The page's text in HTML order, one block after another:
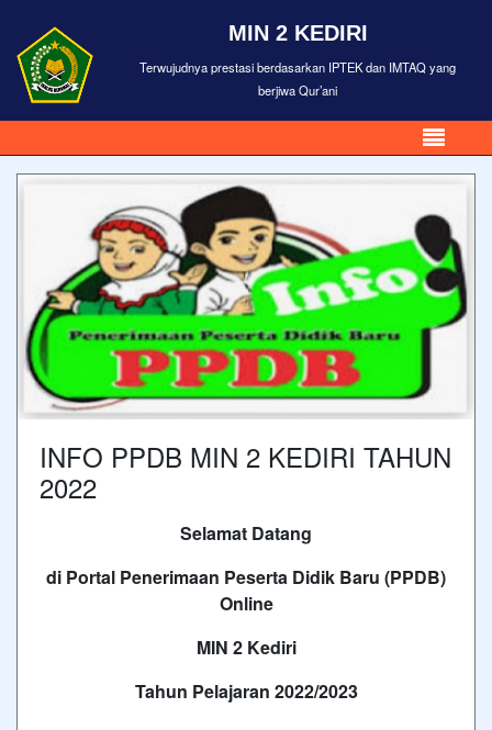
MIN 2 KEDIRI
Terwujudnya prestasi berdasarkan IPTEK dan IMTAQ yang
berjiwa Qur’ani
INFO PPDB MIN 2 KEDIRI TAHUN
2022
Selamat Datang
di Portal Penerimaan Peserta Didik Baru (PPDB)
Online
MIN 2 Kediri
Tahun Pelajaran 2022/2023